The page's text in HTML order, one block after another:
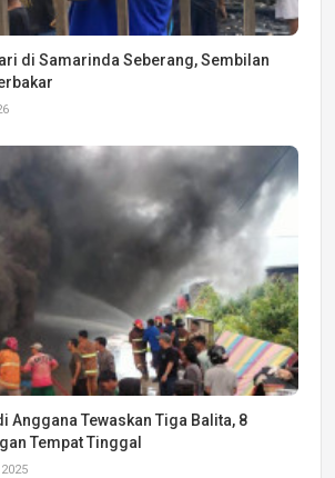
di Samarinda Seberang, Sembilan
Anggana Tewaskan Tiga Balita, 8
Tempat Tinggal